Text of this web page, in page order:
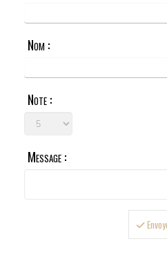
Nom :
Note :
Message :